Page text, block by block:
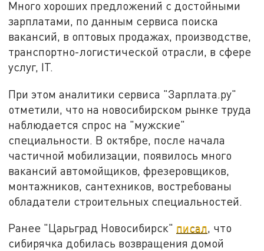
Много хороших предложений с достойными
зарплатами, по данным сервиса поиска
вакансий, в оптовых продажах, производстве,
транспортно-логистической отрасли, в сфере
услуг, IT.
При этом аналитики сервиса "Зарплата.ру"
отметили, что на новосибирском рынке труда
наблюдается спрос на "мужские"
специальности. В октябре, после начала
частичной мобилизации, появилось много
вакансий автомойщиков, фрезеровщиков,
монтажников, сантехников, востребованы
обладатели строительных специальностей.
Ранее "Царьград Новосибирск" писал, что
сибирячка добилась возвращения домой